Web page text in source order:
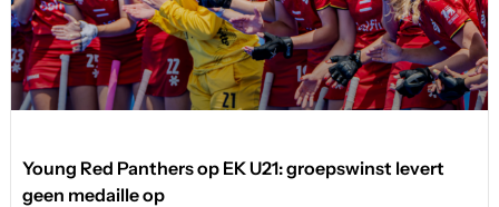
Young Red Panthers op EK U21: groepswinst levert
geen medaille op